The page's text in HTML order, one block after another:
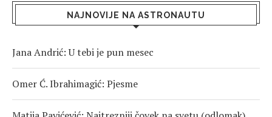
NAJNOVIJE NA ASTRONAUTU
Jana Andrić: U tebi je pun mesec
Omer Ć. Ibrahimagić: Pjesme